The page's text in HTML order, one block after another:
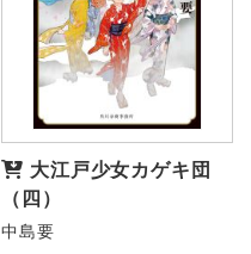
大江戸少女カゲキ団
（四）
中島要